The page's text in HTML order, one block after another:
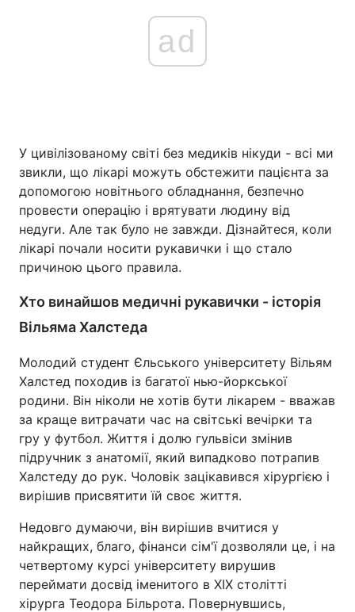
Головна Війна
Україна Політика
Економіка Світ
Спорт
Техно і зв'язок Лайт
Зброя
Здоров'я Туризм
Цікавинки Погода
Екологія Регіони
Лонгріди
Інтерв'ю Думки
Архів Вакансії
ad
У цивілізованому світі без медиків нікуди - всі ми
звикли, що лікарі можуть обстежити пацієнта за
допомогою новітнього обладнання, безпечно
провести операцію і врятувати людину від
недуги. Але так було не завжди. Дізнайтеся, коли
лікарі почали носити рукавички і що стало
причиною цього правила.
Хто винайшов медичні рукавички - історія
Вільяма Халстеда
Молодий студент Єльського університету Вільям
Халстед походив із багатої нью-йоркської
родини. Він ніколи не хотів бути лікарем - вважав
за краще витрачати час на світські вечірки та
гру у футбол. Життя і долю гульвіси змінив
підручник з анатомії, який випадково потрапив
Халстеду до рук. Чоловік зацікавився хірургією і
вирішив присвятити їй своє життя.
Недовго думаючи, він вирішив вчитися у
найкращих, благо, фінанси сім'ї дозволяли це, і на
четвертому курсі університету вирушив
переймати досвід іменитого в XIX столітті
хірурга Теодора Більрота. Повернувшись,